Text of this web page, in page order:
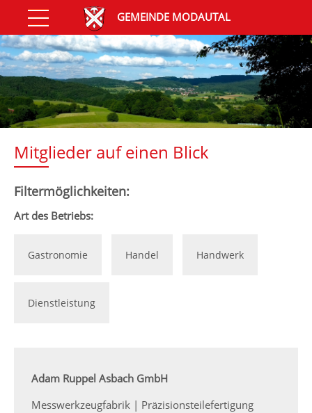
GEMEINDE MODAUTAL
Mitglieder auf einen Blick
Filtermöglichkeiten:
Art des Betriebs:
Gastronomie Handel Handwerk
Dienstleistung
Adam Ruppel Asbach GmbH
Messwerkzeugfabrik | Präzisionsteilefertigung